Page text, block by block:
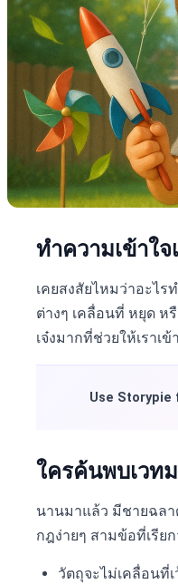
ทำความเข้าใจ
เคยสงสัยไหมว่าอะไ
ต่างๆ เคลื่อนที่ หยุด ห
เจ๋งมากที่ช่วยให้เราเ
Use Storypie
ใครค้นพบเวท
นานมาแล้ว มีชายฉลา
กฎง่ายๆ สามข้อที่เรีย
วัตถุจะไม่เคลื่อน